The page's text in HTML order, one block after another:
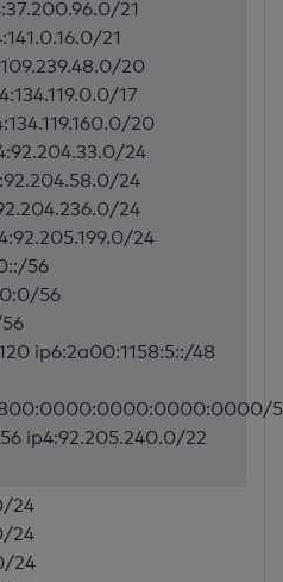
21
21
20
17
20
24
24
24
24
56
56
ip6:2a00:1158:5::/48
ip4:92.205.240.0/22
24
24
24